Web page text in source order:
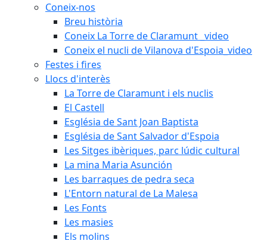
Coneix-nos
Breu història
Coneix La Torre de Claramunt _video
Coneix el nucli de Vilanova d'Espoia_video
Festes i fires
Llocs d'interès
La Torre de Claramunt i els nuclis
El Castell
Església de Sant Joan Baptista
Església de Sant Salvador d'Espoia
Les Sitges ibèriques, parc lúdic cultural
La mina Maria Asunción
Les barraques de pedra seca
L'Entorn natural de La Malesa
Les Fonts
Les masies
Els molins